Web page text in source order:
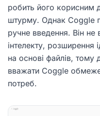
робить його корисним
штурму. Однак Coggle
ручне введення. Він не
інтелекту, розширення
на основі файлів, тому
вважати Coggle
потреб.